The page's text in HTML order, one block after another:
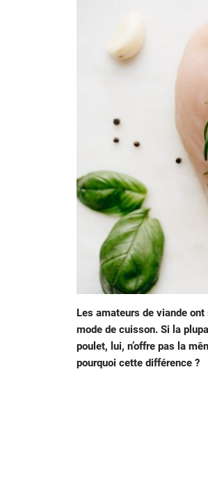
Les amateurs de viande
mode de cuisson. Si la
poulet, lui, n’offre pas la
pourquoi cette différence ?